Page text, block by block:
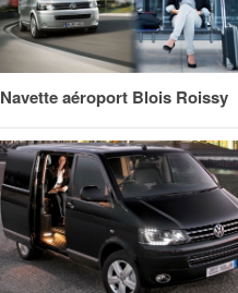
Navette aéroport Blois Roissy